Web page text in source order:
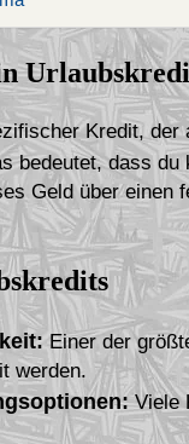
Kredit,
bedeutet, dass du
Geld über einen
Einer der
werden.
Viele